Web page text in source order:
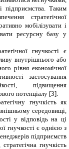
підприємства. Таким
стратегічної
мобілізувати і
ресурсну базу у
гнучкості є
внутрішнього або
рівня економічної
застосування
підвищення
потенціалу [3].
гнучкість як
середовищі,
у відповідь на ці
гнучкості є однією з
підприємств
гнучкість